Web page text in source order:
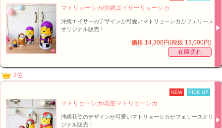
■オリジナル！フェリース×チョッちゃんコラボマトリョーシカ【イメージ】↑
■オリジナル！フェリース×チョッちゃんコラボマトリョーシカ【イメージ】↑
マトリョーシカ/沖縄エイサーリョーシカ
沖縄エイサーのデザインが可愛いマトリョーシカがフェリース
オリジナル販売！
価格:14,300円(税抜 13,000円)
在庫切れ
2位
NEW PICK UP
マトリョーシカ/花笠マトリョーシカ
沖縄花笠のデザインが可愛いマトリョーシカがフェリースオリ
ジナル販売！